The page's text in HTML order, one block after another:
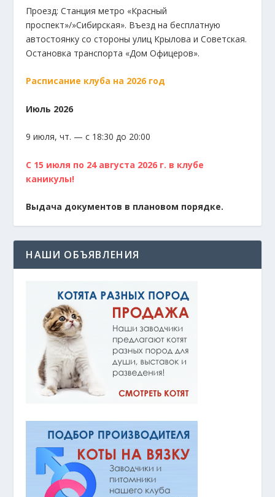
Проезд: Станция метро «Красный
проспект»/»Сибирская». Въезд на бесплатную
автостоянку со стороны улиц Крылова и Советская.
Остановка транспорта «Дом Офицеров».
Расписание клуба на 2026 год
Июль 2026
9 июля, чт. — с 18:30 до 20:00
С 15 июля по 24 августа 2026 г. в клубе
каникулы!
Выдача документов в плановом порядке.
НАШИ ОБЪЯВЛЕНИЯ